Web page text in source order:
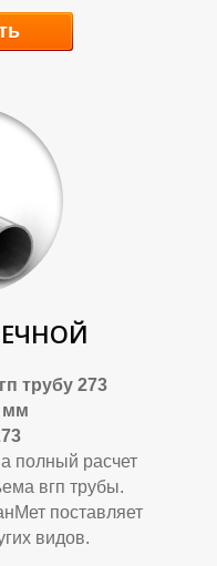
трубу 273
мм
полный расчет
вгп трубы.
поставляет
видов.